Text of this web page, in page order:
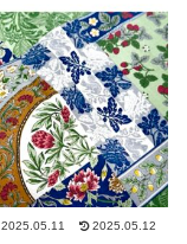
2025.05.11 2025.05.12